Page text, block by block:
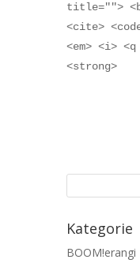
title="">
<cite>
<em> <i>
<strong>
Kategorie
BOOM!erangi